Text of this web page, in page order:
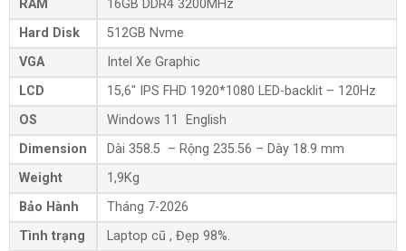
RAM
16GB DDR4 3200MHz
Hard Disk
512GB Nvme
VGA
Intel Xe Graphic
LCD
15,6″ IPS FHD 1920*1080 LED-backlit – 120Hz
OS
Windows 11 English
Dimension
Dài 358.5 – Rộng 235.56 – Dày 18.9 mm
Weight
1,9Kg
Bảo Hành
Tháng 7-2026
Tình trạng
Laptop cũ , Đẹp 98%.